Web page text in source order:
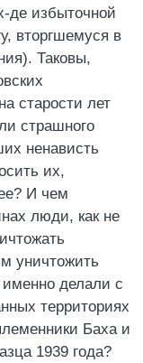
де избыточной
вторгшемуся в
Таковы,
старости лет
страшного
ненависть
их,
И чем
люди, как не
уничтожить
делали с
территориях
Баха и
1939 года?